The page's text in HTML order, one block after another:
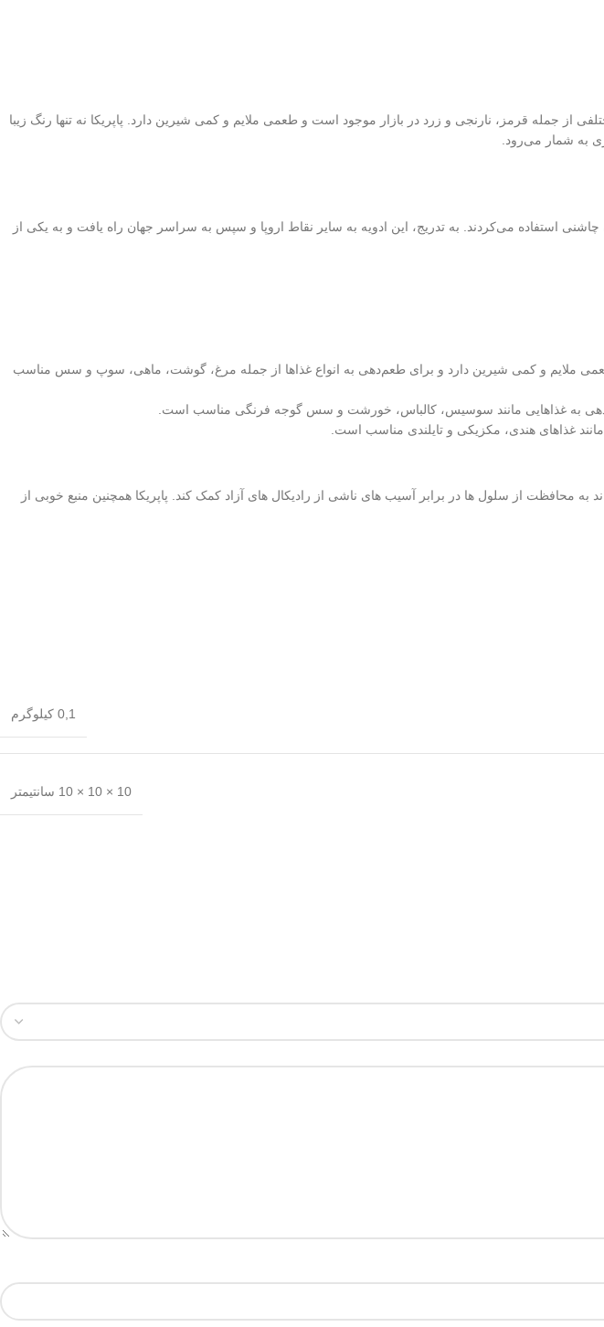
جمله قرمز، نارنجی و زرد در بازار موجود است و طعمی ملایم و کمی شیرین دارد. پاپریکا نه تنها رنگ زیبا
به شمار می‌رود.
استفاده می‌کردند. به تدریج، این ادویه به سایر نقاط اروپا و سپس به سراسر جهان راه یافت و به یکی از
طعمی ملایم و کمی شیرین دارد و برای طعم‌دهی به انواع غذاها از جمله مرغ، گوشت، ماهی، سوپ و سس مناسب
به غذاهایی مانند سوسیس، کالباس، خورشت و سس گوجه فرنگی مناسب است.
مانند غذاهای هندی، مکزیکی و تایلندی مناسب است.
به محافظت از سلول ها در برابر آسیب های ناشی از رادیکال های آزاد کمک کند. پاپریکا همچنین منبع خوبی از
0,1 کیلوگرم
10 × 10 × 10 سانتیمتر